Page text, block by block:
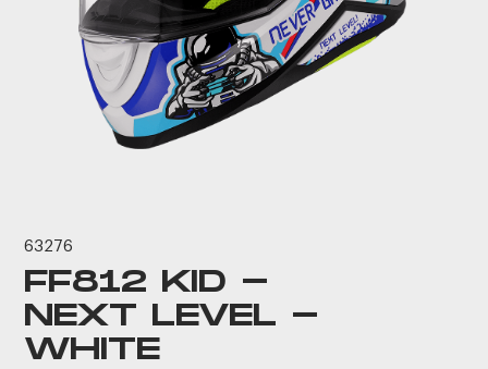
63276
FF812 KID -
NEXT LEVEL -
WHITE